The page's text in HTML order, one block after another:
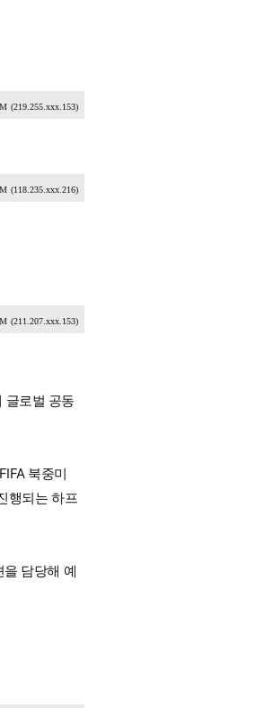
(219.255.xxx.153)
(118.235.xxx.216)
(211.207.xxx.153)
글로벌 공동
북중미
행되는 하프
을 담당해 예